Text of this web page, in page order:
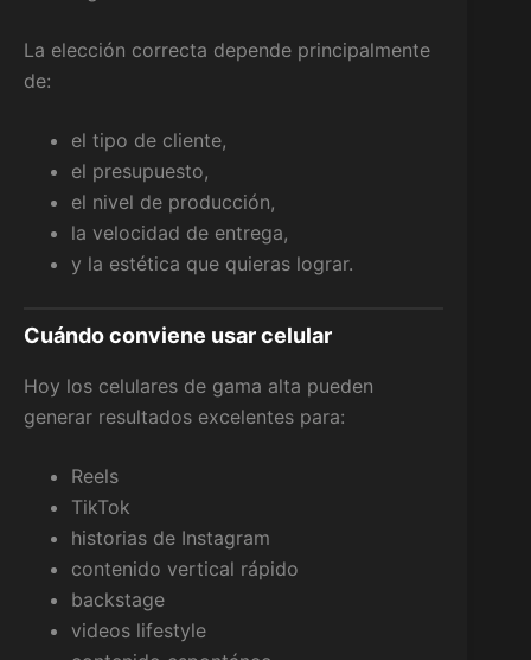
La elección correcta depende principalmente
de:
el tipo de cliente,
el presupuesto,
el nivel de producción,
la velocidad de entrega,
y la estética que quieras lograr.
Cuándo conviene usar celular
Hoy los celulares de gama alta pueden
generar resultados excelentes para:
Reels
TikTok
historias de Instagram
contenido vertical rápido
backstage
videos lifestyle